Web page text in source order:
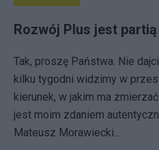
Rozwój Plus jest
Tak, proszę Państwa. Nie
kilku tygodni widzimy w
kierunek, w jakim ma
jest moim zdaniem
Mateusz Morawiecki...